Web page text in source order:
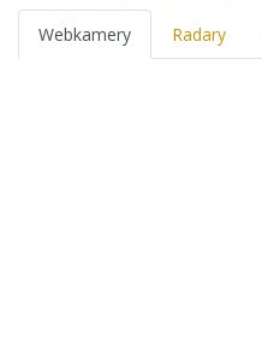
Webkamery Radary